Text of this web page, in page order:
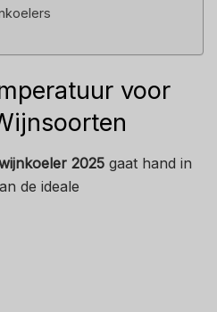
voor
2025 gaat hand in
de ideale